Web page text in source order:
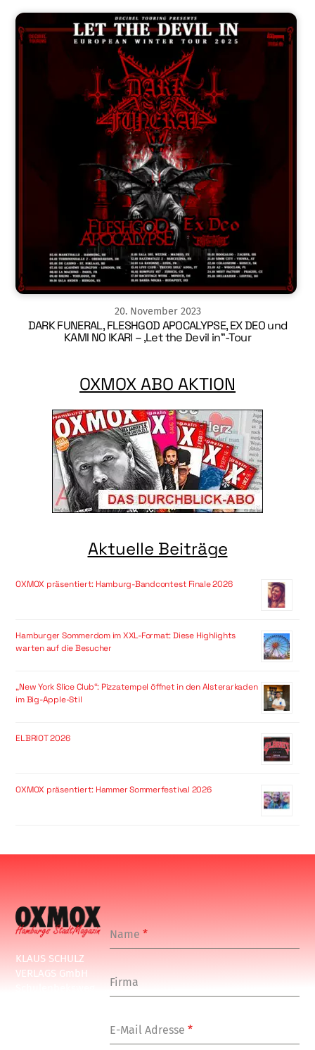
20. November 2023
DARK FUNERAL, FLESHGOD APOCALYPSE, EX DEO und
KAMI NO IKARI – ‚Let the Devil in“-Tour
OXMOX ABO AKTION
Aktuelle Beiträge
OXMOX präsentiert: Hamburg-Bandcontest Finale 2026
Hamburger Sommerdom im XXL-Format: Diese Highlights
warten auf die Besucher
„New York Slice Club“: Pizzatempel öffnet in den Alsterarkaden
im Big-Apple-Stil
ELBRIOT 2026
OXMOX präsentiert: Hammer Sommerfestival 2026
KLAUS SCHULZ
VERLAGS GmbH
Name*
Firma
E-Mail Adresse*